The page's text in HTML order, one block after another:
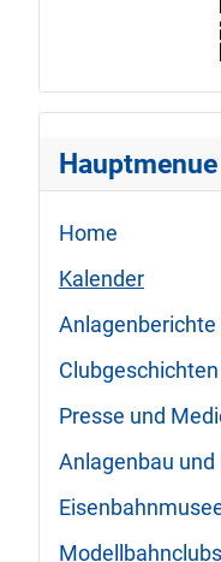
Hauptmenue
Home
Kalender
Anlagenberichte
Clubgeschichten
Presse und
Anlagenbau
Modellbahnclubs